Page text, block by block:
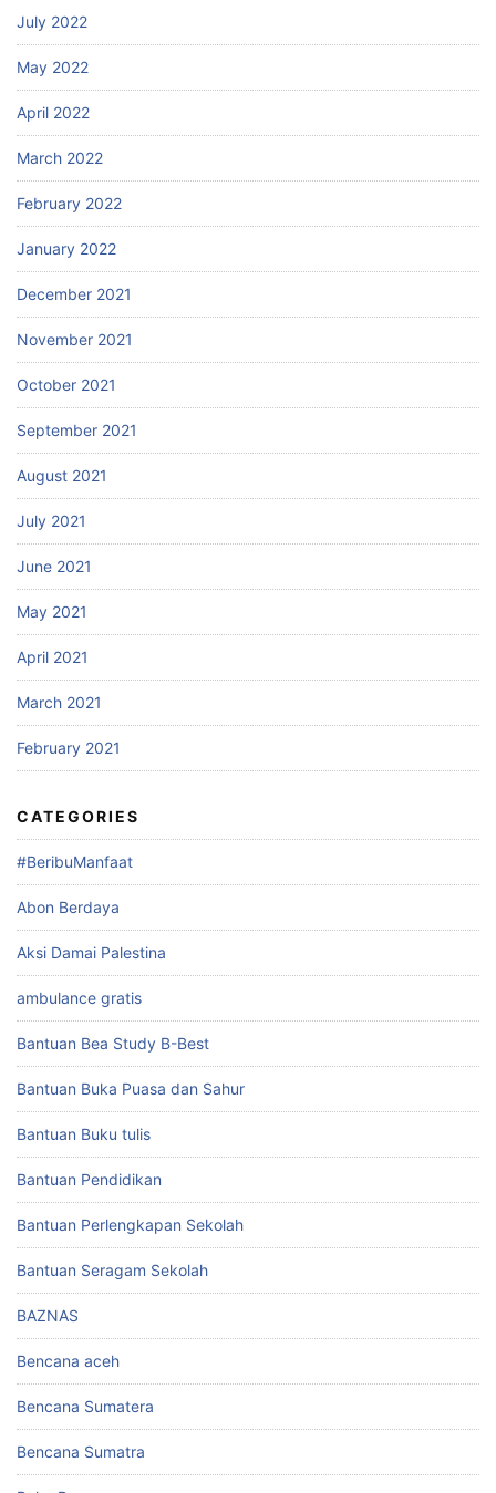
July 2022
May 2022
April 2022
March 2022
February 2022
January 2022
December 2021
November 2021
October 2021
September 2021
August 2021
July 2021
June 2021
May 2021
April 2021
March 2021
February 2021
CATEGORIES
#BeribuManfaat
Abon Berdaya
Aksi Damai Palestina
ambulance gratis
Bantuan Bea Study B-Best
Bantuan Buka Puasa dan Sahur
Bantuan Buku tulis
Bantuan Pendidikan
Bantuan Perlengkapan Sekolah
Bantuan Seragam Sekolah
BAZNAS
Bencana aceh
Bencana Sumatera
Bencana Sumatra